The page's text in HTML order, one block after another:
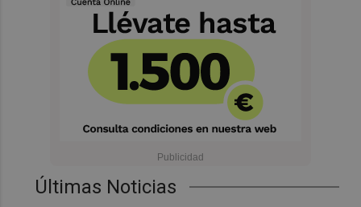
Últimas Noticias